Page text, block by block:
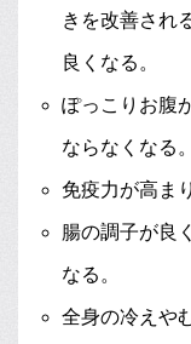
きを改善され
良くなる。
ぽっこりお腹
ならなくなる。
免疫力が高ま
腸の調子が良
なる。
全身の冷えや